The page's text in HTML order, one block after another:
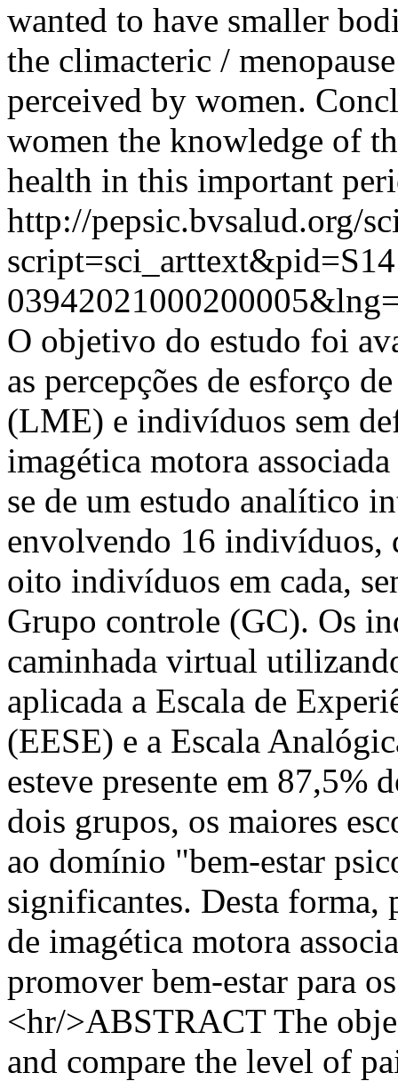
wanted to have smaller
the climacteric /
perceived by women.
women the knowledge of
health in this important
http://pepsic.bvsalud.org/
O objetivo do estudo foi
as percepções de esforço
(LME) e indivíduos sem
imagética motora
se de um estudo analítico
envolvendo 16 indivíduos,
oito indivíduos em cada,
Grupo controle (GC). Os
caminhada virtual
aplicada a Escala de
(EESE) e a Escala
esteve presente em 87,5%
dois grupos, os maiores
ao domínio "bem-estar
significantes. Desta forma,
de imagética motora
promover bem-estar para
<hr/>ABSTRACT The
and compare the level of